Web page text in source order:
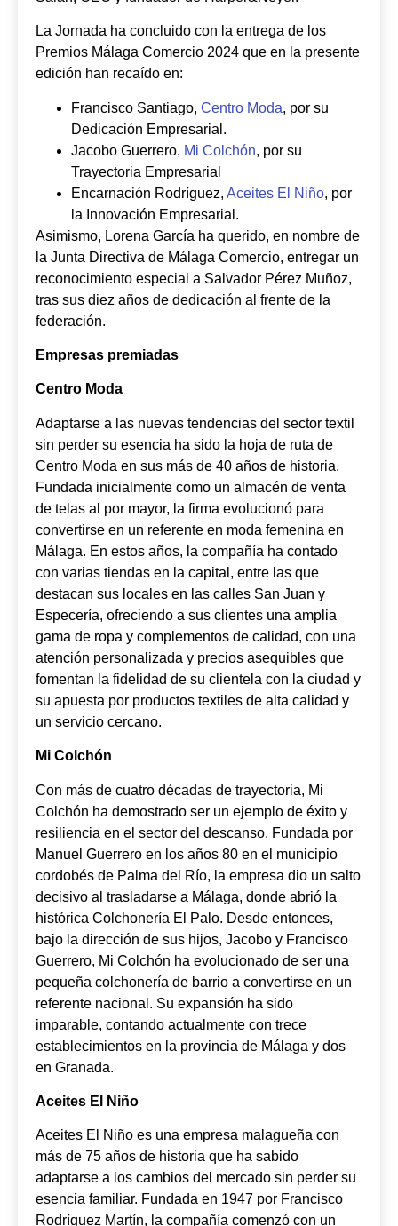
La Jornada ha concluido con la entrega de los
Premios Málaga Comercio 2024 que en la presente
edición han recaído en:
Francisco Santiago, Centro Moda, por su
Dedicación Empresarial.
Jacobo Guerrero, Mi Colchón, por su
Trayectoria Empresarial
Encarnación Rodríguez, Aceites El Niño, por
la Innovación Empresarial.
Asimismo, Lorena García ha querido, en nombre de
la Junta Directiva de Málaga Comercio, entregar un
reconocimiento especial a Salvador Pérez Muñoz,
tras sus diez años de dedicación al frente de la
federación.
Empresas premiadas
Centro Moda
Adaptarse a las nuevas tendencias del sector textil
sin perder su esencia ha sido la hoja de ruta de
Centro Moda en sus más de 40 años de historia.
Fundada inicialmente como un almacén de venta
de telas al por mayor, la firma evolucionó para
convertirse en un referente en moda femenina en
Málaga. En estos años, la compañía ha contado
con varias tiendas en la capital, entre las que
destacan sus locales en las calles San Juan y
Especería, ofreciendo a sus clientes una amplia
gama de ropa y complementos de calidad, con una
atención personalizada y precios asequibles que
fomentan la fidelidad de su clientela con la ciudad y
su apuesta por productos textiles de alta calidad y
un servicio cercano.
Mi Colchón
Con más de cuatro décadas de trayectoria, Mi
Colchón ha demostrado ser un ejemplo de éxito y
resiliencia en el sector del descanso. Fundada por
Manuel Guerrero en los años 80 en el municipio
cordobés de Palma del Río, la empresa dio un salto
decisivo al trasladarse a Málaga, donde abrió la
histórica Colchonería El Palo. Desde entonces,
bajo la dirección de sus hijos, Jacobo y Francisco
Guerrero, Mi Colchón ha evolucionado de ser una
pequeña colchonería de barrio a convertirse en un
referente nacional. Su expansión ha sido
imparable, contando actualmente con trece
establecimientos en la provincia de Málaga y dos
en Granada.
Aceites El Niño
Aceites El Niño es una empresa malagueña con
más de 75 años de historia que ha sabido
adaptarse a los cambios del mercado sin perder su
esencia familiar. Fundada en 1947 por Francisco
Rodríguez Martín, la compañía comenzó con un